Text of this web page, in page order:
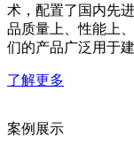
术，配置了国内先
品质量上、性能上
们的产品广泛用于
了解更多
案例展示